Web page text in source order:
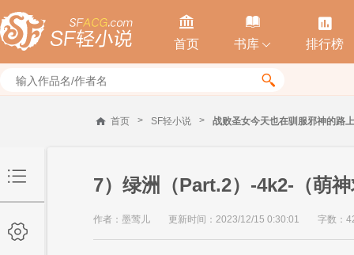

首页

书库 

排行榜

首页 > SF轻小说 > 战败圣女今天也在驯服邪神的路上
7）绿洲（Part.2）-4k2-（萌
作者：墨莺儿 更新时间：2023/12/15 0:30:01 字数：